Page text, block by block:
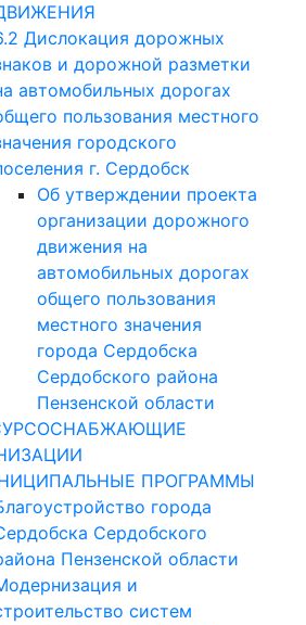
Дислокация дорожных
и дорожной разметки
автомобильных дорогах
пользования местного
городского
г. Сердобск
Об утверждении проекта
организации дорожного
движения на
автомобильных дорогах
общего пользования
местного значения
города Сердобска
Сердобского района
Пензенской области
ПРОГРАММЫ
города
Сердобского
Пензенской области
и
систем